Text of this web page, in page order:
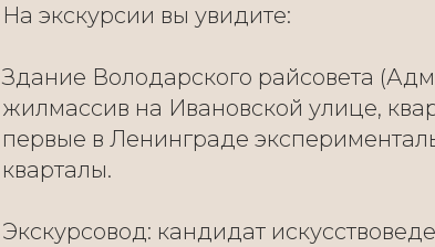
На экскурсии вы увидите:
Здание Володарского райсовета
жилмассив на Ивановской улице,
первые в Ленинграде
кварталы.
Экскурсовод: кандидат